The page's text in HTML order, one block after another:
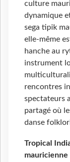
culture
dynamique
sega tipik
elle-même
hanche au
instrument
rencontres
spectateurs
partagé où
danse
Tropical
mauricienne